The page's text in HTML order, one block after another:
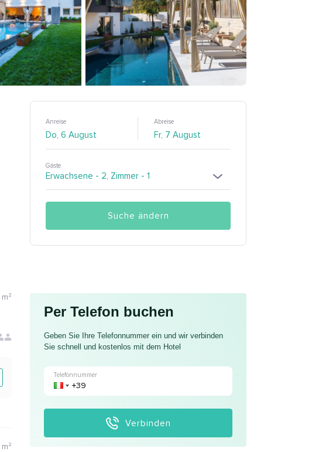
Anreise Abreise
Gäste
Suche ändern
m²
m²
Per Telefon buchen
Geben Sie Ihre Telefonnummer ein und wir verbinden
Sie schnell und kostenlos mit dem Hotel
Telefonnummer
Verbinden